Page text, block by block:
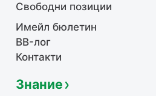
Свободни позиции
Имейл бюлетин
BB-лог
Контакти
Знание